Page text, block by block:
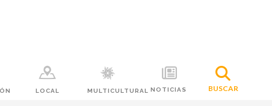
LOCAL MULTICULTURAL NOTICIAS BUSCAR